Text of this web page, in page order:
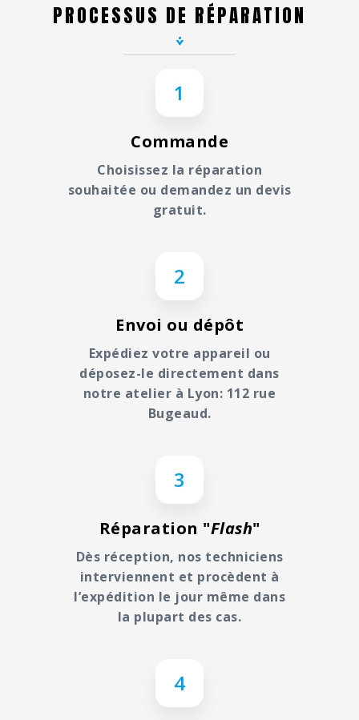
appareils endommagés.
♻️ Et si vous le souhaitez, vous pouvez
nous confier votre appareil pour qu’il
soit recyclé.
PROCESSUS DE RÉPARATION
1
Commande
Choisissez la réparation
souhaitée ou demandez un devis
gratuit.
2
Envoi ou dépôt
Expédiez votre appareil ou
déposez-le directement dans
notre atelier à Lyon: 112 rue
Bugeaud.
3
Réparation "Flash"
Dès réception, nos techniciens
interviennent et procèdent à
l’expédition le jour même dans
la plupart des cas.
4